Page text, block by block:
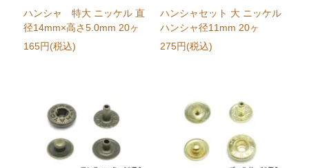
ハンシャ 特大 ニッケル 直
径14mm×高さ5.0mm 20ヶ
165円(税込)
ハンシャセット 大 ニッケル
ハンシャ径11mm 20ヶ
275円(税込)